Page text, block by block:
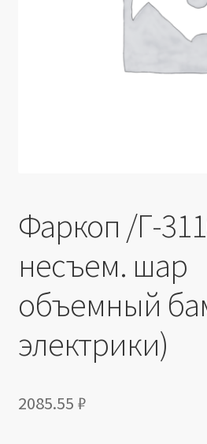
Фаркоп /Г-
несъем. шар
объемный
электрики)
2085.55 ₽